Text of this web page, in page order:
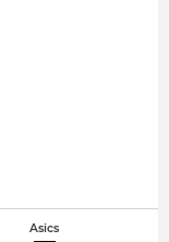
Asics